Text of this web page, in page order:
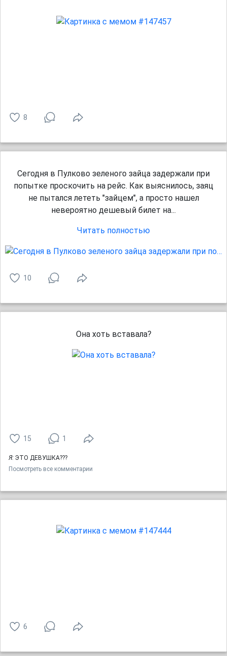
8
Сегодня в Пулково зеленого зайца задержали при
попытке проскочить на рейс. Как выяснилось, заяц
не пытался лететь "зайцем", а просто нашел
невероятно дешевый билет на...
Читать полностью
10
Она хоть вставала?
15 1
Я: ЭТО ДЕВУШКА???
Посмотреть все комментарии
6